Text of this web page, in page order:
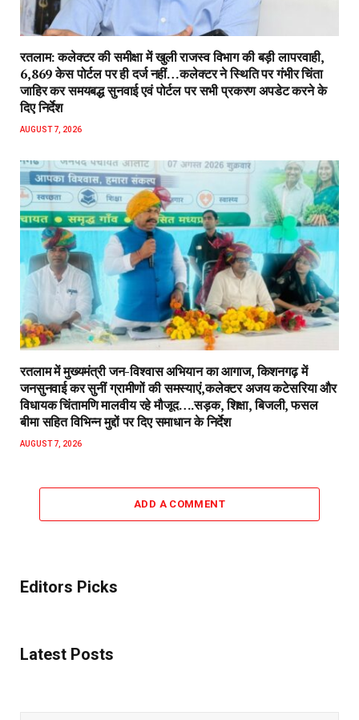
रतलाम: कलेक्टर की समीक्षा में खुली राजस्व विभाग की बड़ी लापरवाही,
6,869 केस पोर्टल पर ही दर्ज नहीं…कलेक्टर ने स्थिति पर गंभीर चिंता
जाहिर कर समयबद्ध सुनवाई एवं पोर्टल पर सभी प्रकरण अपडेट करने के
दिए निर्देश
AUGUST 7, 2026
रतलाम में मुख्यमंत्री जन-विश्वास अभियान का आगाज, किशनगढ़ में
जनसुनवाई कर सुनीं ग्रामीणों की समस्याएं,कलेक्टर अजय कटेसरिया और
विधायक चिंतामणि मालवीय रहे मौजूद….सड़क, शिक्षा, बिजली, फसल
बीमा सहित विभिन्न मुद्दों पर दिए समाधान के निर्देश
AUGUST 7, 2026
ADD A COMMENT
Editors Picks
Latest Posts